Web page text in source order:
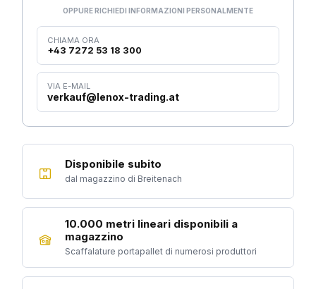
OPPURE RICHIEDI INFORMAZIONI PERSONALMENTE
CHIAMA ORA
+43 7272 53 18 300
VIA E-MAIL
verkauf@lenox-trading.at
Disponibile subito
dal magazzino di Breitenach
10.000 metri lineari disponibili a
magazzino
Scaffalature portapallet di numerosi produttori